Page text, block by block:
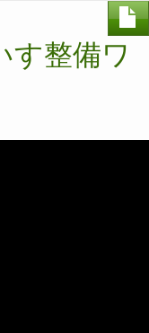
す整備ワ